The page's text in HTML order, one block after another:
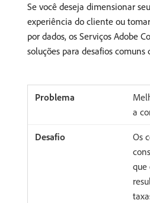
Se você deseja dimensionar
experiência do cliente ou
por dados, os Serviços Adobe
soluções para desafios comuns
a
Os
que